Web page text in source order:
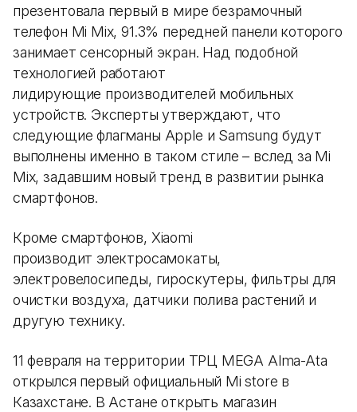
презентовала первый в мире безрамочный
телефон Mi Mix, 91.3% передней панели которого
занимает сенсорный экран. Над подобной
технологией работают
лидирующие производителей мобильных
устройств. Эксперты утверждают, что
следующие флагманы Apple и Samsung будут
выполнены именно в таком стиле – вслед за Mi
Mix, задавшим новый тренд в развитии рынка
смартфонов.
Кроме смартфонов, Xiaomi
производит электросамокаты,
электровелосипеды, гироскутеры, фильтры для
очистки воздуха, датчики полива растений и
другую технику.
11 февраля на территории ТРЦ MEGA Alma-Ata
открылся первый официальный Mi store в
Казахстане. В Астане открыть магазин